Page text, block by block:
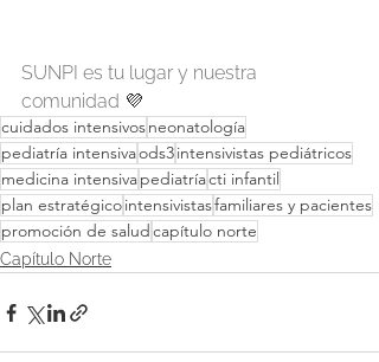
SUNPI es tu lugar y nuestra
comunidad 💜
cuidados intensivosneonatología
pediatría intensivaods3intensivistas pediátricos
medicina intensivapediatríacti infantil
plan estratégicointensivistasfamiliares y pacientes
promoción de saludcapítulo norte
Capítulo Norte